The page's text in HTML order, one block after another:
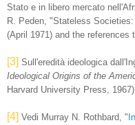
Stato e in libero mercato
R. Peden, "Stateless
(April 1971) and the references
[3] Sull'eredità ideologica
Ideological Origins of the
Harvard University Press,
[4] Vedi Murray N. Rothbard, "